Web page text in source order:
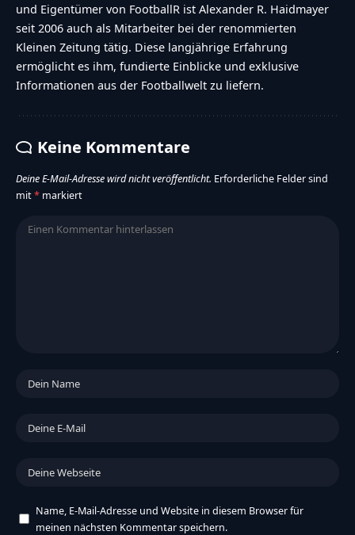
und Eigentümer von FootballR ist Alexander R. Haidmayer
seit 2006 auch als Mitarbeiter bei der renommierten
Kleinen Zeitung tätig. Diese langjährige Erfahrung
ermöglicht es ihm, fundierte Einblicke und exklusive
Informationen aus der Footballwelt zu liefern.
Keine Kommentare
Deine E-Mail-Adresse wird nicht veröffentlicht. Erforderliche Felder sind
mit* markiert
Name, E-Mail-Adresse und Website in diesem Browser für
meinen nächsten Kommentar speichern.